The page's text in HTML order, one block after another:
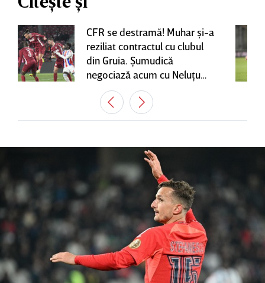
CFR se destramă! Muhar şi-a
reziliat contractul cu clubul
din Gruia. Şumudică
negociază acum cu Neluţu
Varga, care mai are o
variantă pentru banca tehnică
| EXCLUSIV